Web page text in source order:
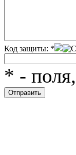
Код защиты: *
* -